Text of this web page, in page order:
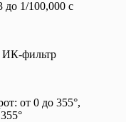
до 1/100,000 с
ИК-фильтр
от 0 до 355°,